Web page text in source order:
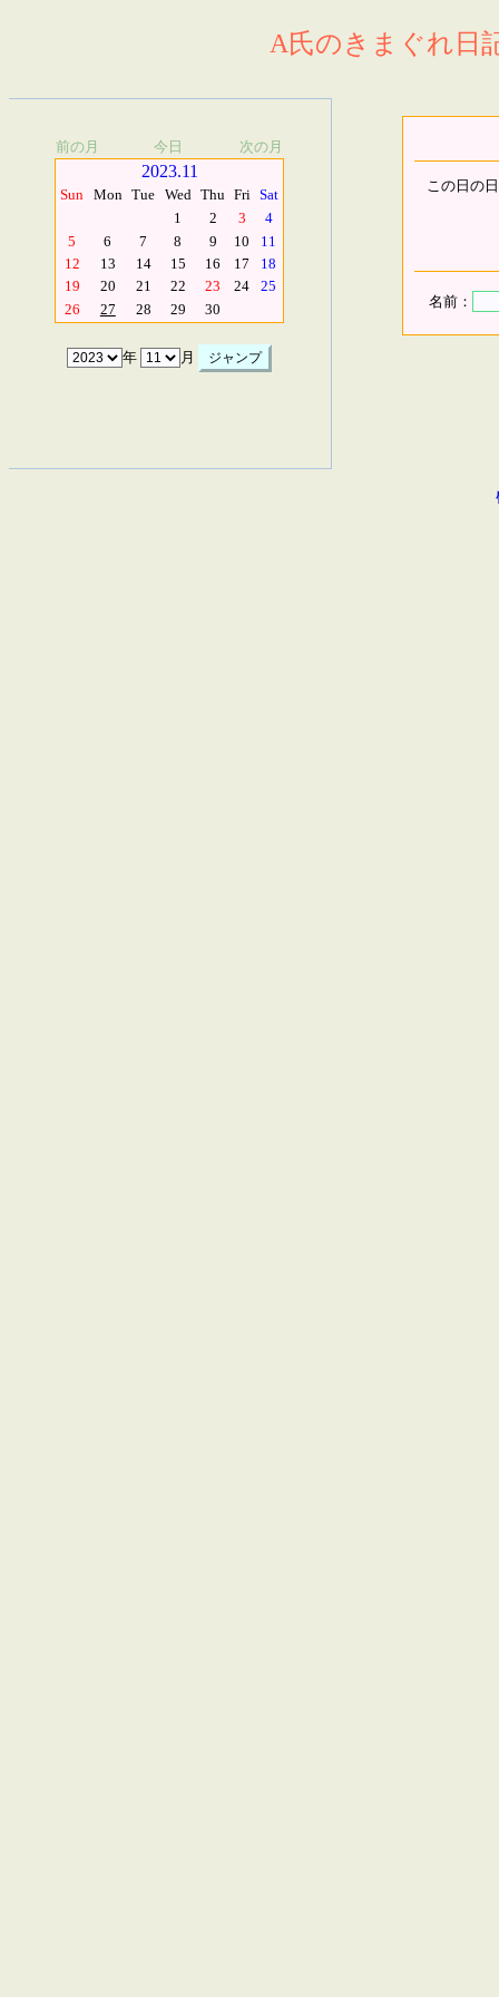
A氏のきまぐれ日
前の月 今日 次の月
2023.11
Sun Mon Tue Wed Thu Fri Sat
1
2 3
4
5
6 7 8 9 10
11
12
13 14 15 16 17
18
19
20 21 22 23 24
25
26
27 28 29 30
年 月
この日の
名前：